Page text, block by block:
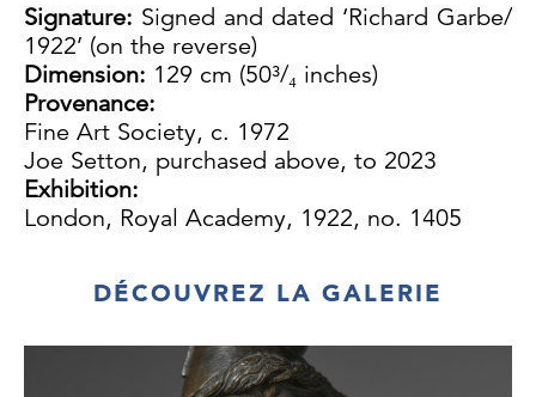
Signature: Signed and dated ‘Richard Garbe/
1922’ (on the reverse)
Dimension: 129 cm (50³/₄ inches)
Provenance:
Fine Art Society, c. 1972
Joe Setton, purchased above, to 2023
Exhibition:
London, Royal Academy, 1922, no. 1405
DÉCOUVREZ LA GALERIE